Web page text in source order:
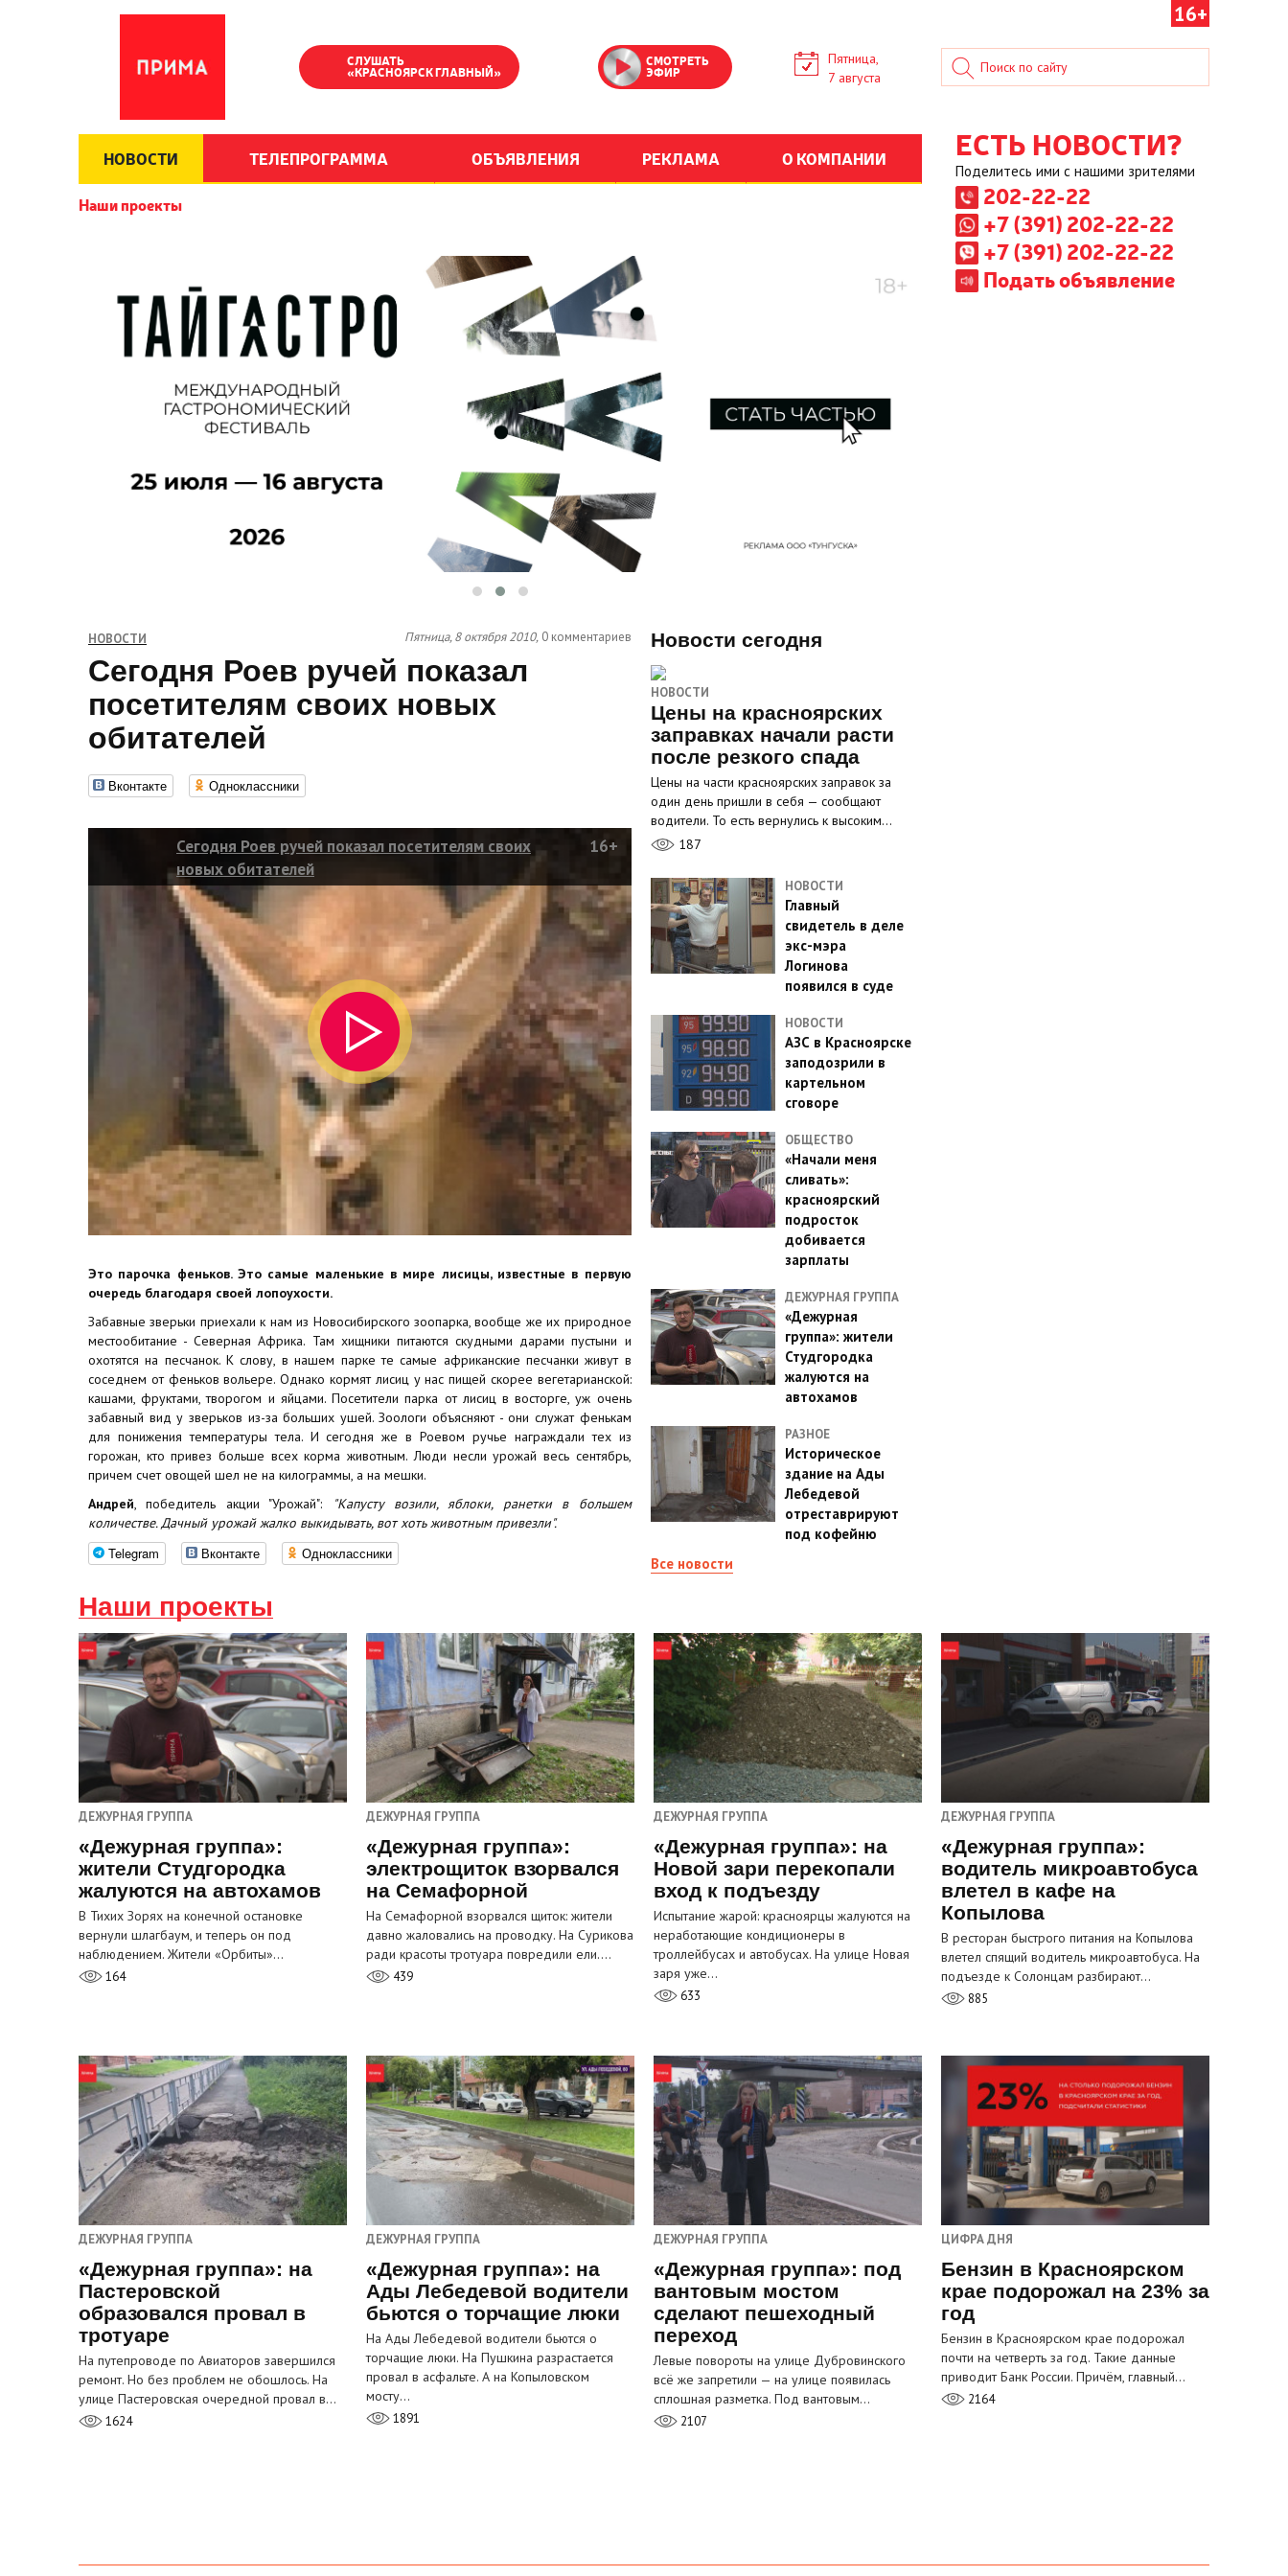
16+
СЛУШАТЬ
«КРАСНОЯРСК ГЛАВНЫЙ»
СМОТРЕТЬ
ЭФИР
Пятница,
7 августа
НОВОСТИ ТЕЛЕПРОГРАММА ОБЪЯВЛЕНИЯ РЕКЛАМА О КОМПАНИИ
Наши проекты
ЕСТЬ НОВОСТИ?
Поделитесь ими с нашими зрителями
202-22-22
+7 (391) 202-22-22
+7 (391) 202-22-22
Подать объявление
НОВОСТИ Пятница, 8 октября 2010, 0 комментариев
Сегодня Роев ручей показал
посетителям своих новых
обитателей
Вконтакте Одноклассники
Сегодня Роев ручей показал посетителям своих
новых обитателей
16+
Это парочка феньков. Это самые маленькие в мире лисицы, известные в первую
очередь благодаря своей лопоухости.
Забавные зверьки приехали к нам из Новосибирского зоопарка, вообще же их природное
местообитание - Северная Африка. Там хищники питаются скудными дарами пустыни и
охотятся на песчанок. К слову, в нашем парке те самые африканские песчанки живут в
соседнем от феньков вольере. Однако кормят лисиц у нас пищей скорее вегетарианской:
кашами, фруктами, творогом и яйцами. Посетители парка от лисиц в восторге, уж очень
забавный вид у зверьков из-за больших ушей. Зоологи объясняют - они служат фенькам
для понижения температуры тела. И сегодня же в Роевом ручье награждали тех из
горожан, кто привез больше всех корма животным. Люди несли урожай весь сентябрь,
причем счет овощей шел не на килограммы, а на мешки.
Андрей, победитель акции "Урожай":
"Капусту возили, яблоки, ранетки в большем
количестве. Дачный урожай жалко выкидывать, вот хоть животным привезли".
Telegram Вконтакте Одноклассники
Новости сегодня
НОВОСТИ
Цены на красноярских
заправках начали расти
после резкого спада
Цены на части красноярских заправок за
один день пришли в себя — сообщают
водители. То есть вернулись к высоким…
187
НОВОСТИ
Главный
свидетель в деле
экс-мэра
Логинова
появился в суде
НОВОСТИ
АЗС в Красноярске
заподозрили в
картельном
сговоре
ОБЩЕСТВО
«Начали меня
сливать»:
красноярский
подросток
добивается
зарплаты
ДЕЖУРНАЯ ГРУППА
«Дежурная
группа»: жители
Студгородка
жалуются на
автохамов
РАЗНОЕ
Историческое
здание на Ады
Лебедевой
отреставрируют
под кофейню
Все новости
Наши проекты
ДЕЖУРНАЯ ГРУППА
«Дежурная группа»:
жители Студгородка
жалуются на автохамов
В Тихих Зорях на конечной остановке
вернули шлагбаум, и теперь он под
наблюдением. Жители «Орбиты»…
164
ДЕЖУРНАЯ ГРУППА
«Дежурная группа»:
электрощиток взорвался
на Семафорной
На Семафорной взорвался щиток: жители
давно жаловались на проводку. На Сурикова
ради красоты тротуара повредили ели.…
439
ДЕЖУРНАЯ ГРУППА
«Дежурная группа»: на
Новой зари перекопали
вход к подъезду
Испытание жарой: красноярцы жалуются на
неработающие кондиционеры в
троллейбусах и автобусах. На улице Новая
заря уже…
633
ДЕЖУРНАЯ ГРУППА
«Дежурная группа»:
водитель микроавтобуса
влетел в кафе на
Копылова
В ресторан быстрого питания на Копылова
влетел спящий водитель микроавтобуса. На
подъезде к Солонцам разбирают…
885
ДЕЖУРНАЯ ГРУППА
«Дежурная группа»: на
Пастеровской
образовался провал в
тротуаре
На путепроводе по Авиаторов завершился
ремонт. Но без проблем не обошлось. На
улице Пастеровская очередной провал в…
1624
ДЕЖУРНАЯ ГРУППА
«Дежурная группа»: на
Ады Лебедевой водители
бьются о торчащие люки
На Ады Лебедевой водители бьются о
торчащие люки. На Пушкина разрастается
провал в асфальте. А на Копыловском
мосту…
1891
ДЕЖУРНАЯ ГРУППА
«Дежурная группа»: под
вантовым мостом
сделают пешеходный
переход
Левые повороты на улице Дубровинского
всё же запретили — на улице появилась
сплошная разметка. Под вантовым…
2107
ЦИФРА ДНЯ
Бензин в Красноярском
крае подорожал на 23% за
год
Бензин в Красноярском крае подорожал
почти на четверть за год. Такие данные
приводит Банк России. Причём, главный…
2164